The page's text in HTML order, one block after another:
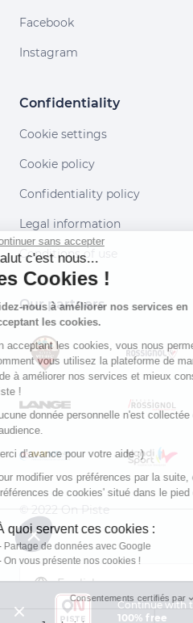
Continue with
100% free
Facebook
Instagram
Confidentiality
Cookie settings
Cookie policy
Confidentiality policy
Legal information
Conditions of use
Our partners
© 2022 On Piste
v. 1.45.0
English
Continuer sans accepter
Salut c'est nous...
les Cookies !
Aidez-nous à améliorer nos
acceptant les cookies.
En acceptant les cookies, vous nous
comment vous utilisez la plateforme
aide à améliorer nos services et
Piste !
Aucune donnée personnelle n'est
d'audience.
Merci d’avance pour votre aide :)
Pour modifier vos préférences par la
'Préférences de cookies' situé dans le
À quoi servent ces cookies :
Partage de données avec Google
On vous présente nos cookies !
Consentements